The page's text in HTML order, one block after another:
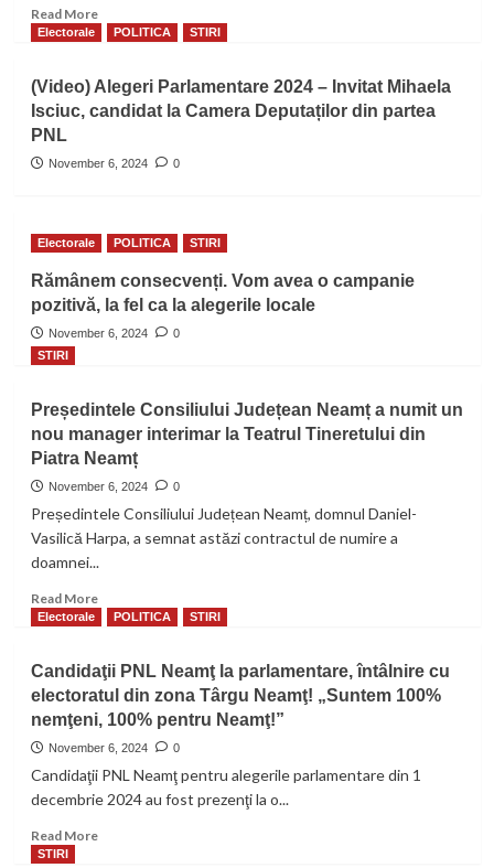
rugat
să
Poliția
Read MoreRead
more
căutat
de
Acesta
complexul
servicii
din
a
mai
revenit
Electorale POLITICA STIRI
(Video) Alegeri Parlamentare 2024 – Invitat Mihaela
Isciuc, candidat la Camera Deputaților din partea
PNL
November 6, 2024 0
Electorale POLITICA STIRI
Rămânem consecvenți. Vom avea o campanie
pozitivă, la fel ca la alegerile locale
November 6, 2024
0
STIRI
Președintele Consiliului Județean Neamț a numit un
nou manager interimar la Teatrul Tineretului din
Piatra Neamț
November 6, 2024 0
Președintele Consiliului Județean Neamț, domnul Daniel-
Vasilică Harpa, a semnat astăzi contractul de numire a
doamnei...
Read MoreRead
more
Consiliului
Județean
Neamț
un
nou
Electorale POLITICA STIRI
Candidaţii PNL Neamţ la parlamentare, întâlnire cu
electoratul din zona Târgu Neamţ! „Suntem 100%
nemţeni, 100% pentru Neamţ!”
November 6, 2024 0
Candidaţii PNL Neamţ pentru alegerile parlamentare din 1
decembrie 2024 au fost prezenţi la o...
Read MoreRead
STIRI